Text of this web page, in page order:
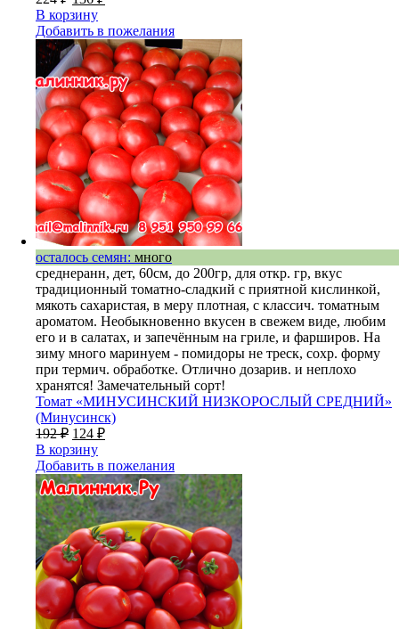
В корзину
Добавить в пожелания
осталось семян: много
среднеранн, дет, 60см, до 200гр, для откр. гр, вкус
традиционный томатно-сладкий с приятной кислинкой,
мякоть сахаристая, в меру плотная, с классич. томатным
ароматом. Необыкновенно вкусен в свежем виде, любим
его и в салатах, и запечённым на гриле, и фарширов. На
зиму много маринуем - помидоры не треск, сохр. форму
при термич. обработке. Отлично дозарив. и неплохо
хранятся! Замечательный сорт!
Томат «МИНУСИНСКИЙ НИЗКОРОСЛЫЙ СРЕДНИЙ»
(Минусинск)
192₽ 124 ₽
В корзину
Добавить в пожелания